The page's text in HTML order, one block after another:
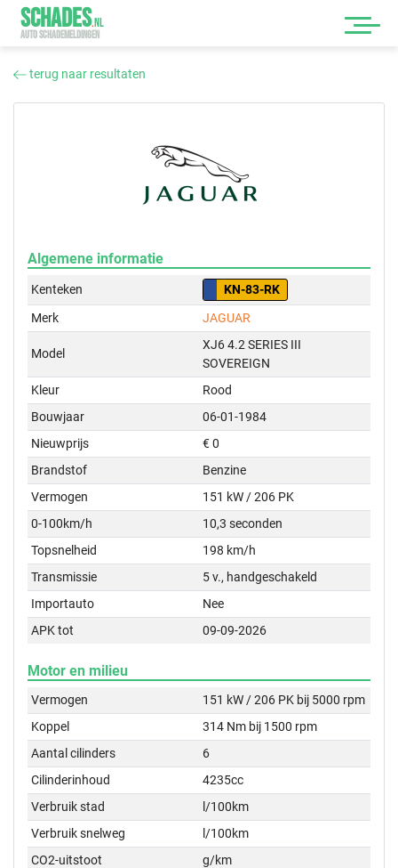
SCHADES.NL
AUTO SCHADEMELDINGEN
terug naar resultaten
Algemene informatie
Kenteken
KN-83-RK
Merk
JAGUAR
Model
XJ6 4.2 SERIES III
SOVEREIGN
Kleur
Rood
Bouwjaar
06-01-1984
Nieuwprijs
€ 0
Brandstof
Benzine
Vermogen
151 kW / 206 PK
0-100km/h
10,3 seconden
Topsnelheid
198 km/h
Transmissie
5 v., handgeschakeld
Importauto
Nee
APK tot
09-09-2026
Motor en milieu
Vermogen
151 kW / 206 PK bij 5000 rpm
Koppel
314 Nm bij 1500 rpm
Aantal cilinders
6
Cilinderinhoud
4235cc
Verbruik stad
l/100km
Verbruik snelweg
l/100km
CO2-uitstoot
g/km